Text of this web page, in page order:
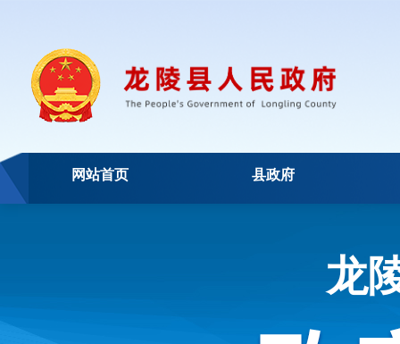
网站首页 县政府
龙